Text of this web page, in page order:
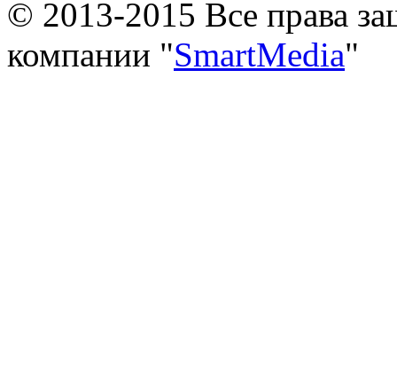
© 2013-2015 Все права
компании "SmartMedia"